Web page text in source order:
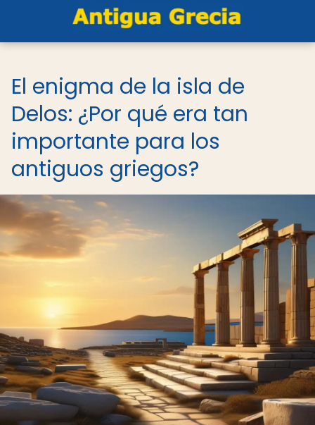
El enigma de la isla de
Delos: ¿Por qué era tan
importante para los
antiguos griegos?